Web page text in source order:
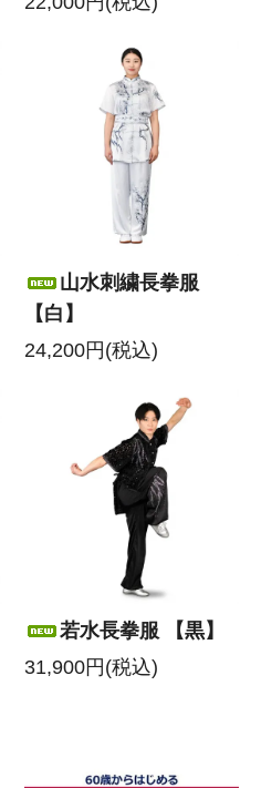
山水刺繍長拳服
【白】
24,200円(税込)
若水長拳服 【黒】
31,900円(税込)